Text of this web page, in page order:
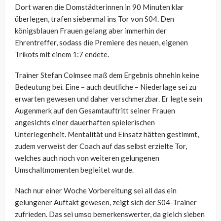
Dort waren die Domstädterinnen in 90 Minuten klar
überlegen, trafen siebenmal ins Tor von S04. Den
königsblauen Frauen gelang aber immerhin der
Ehrentreffer, sodass die Premiere des neuen, eigenen
Trikots mit einem 1:7 endete.
Trainer Stefan Colmsee maß dem Ergebnis ohnehin keine
Bedeutung bei. Eine – auch deutliche – Niederlage sei zu
erwarten gewesen und daher verschmerzbar. Er legte sein
Augenmerk auf den Gesamtauftritt seiner Frauen
angesichts einer dauerhaften spielerischen
Unterlegenheit. Mentalität und Einsatz hätten gestimmt,
zudem verweist der Coach auf das selbst erzielte Tor,
welches auch noch von weiteren gelungenen
Umschaltmomenten begleitet wurde.
Nach nur einer Woche Vorbereitung sei all das ein
gelungener Auftakt gewesen, zeigt sich der S04-Trainer
zufrieden. Das sei umso bemerkenswerter, da gleich sieben